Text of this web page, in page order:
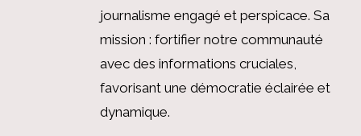
journalisme engagé et perspicace. Sa
mission : fortifier notre communauté
avec des informations cruciales,
favorisant une démocratie éclairée et
dynamique.